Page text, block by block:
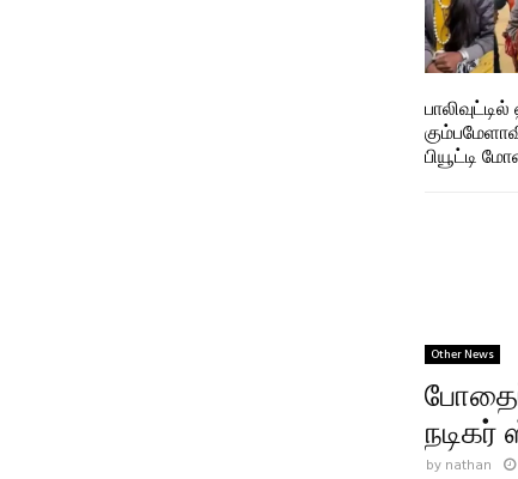
பியூட்டி
Other News
by nathan